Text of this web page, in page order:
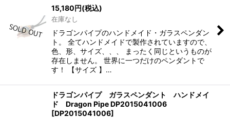
15,180円(税込)
在庫なし
ドラゴンパイプのハンドメイド・ガラスペンダン
ト。 全てハンドメイドで製作されていますので、
色、形、サイズ、、、 まったく同じというものが
存在しません。 世界に一つだけのペンダントで
す！ 【サイズ 】…
ドラゴンパイプ ガラスペンダント ハンドメイ
ド Dragon Pipe DP2015041006
[DP2015041006]